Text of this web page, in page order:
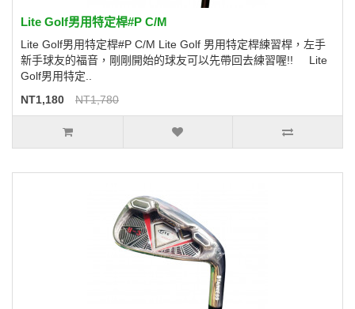
Lite Golf男用特定桿#P C/M
Lite Golf男用特定桿#P C/M Lite Golf 男用特定桿練習桿，左手
新手球友的福音，剛剛開始的球友可以先帶回去練習喔!! Lite
Golf男用特定..
NT1,180
NT1,780